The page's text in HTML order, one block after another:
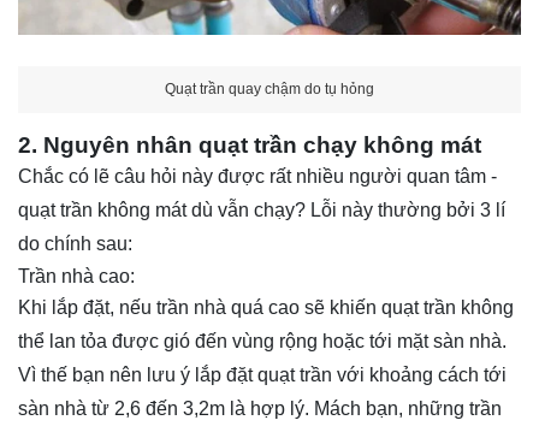
Quạt trần quay chậm do tụ hỏng
2. Nguyên nhân quạt trần chạy không mát
Chắc có lẽ câu hỏi này được rất nhiều người quan tâm -
quạt trần không mát dù vẫn chạy? Lỗi này thường bởi 3 lí
do chính sau:
Trần nhà cao:
Khi lắp đặt, nếu trần nhà quá cao sẽ khiến quạt trần không
thể lan tỏa được gió đến vùng rộng hoặc tới mặt sàn nhà.
Vì thế bạn nên lưu ý lắp đặt quạt trần với khoảng cách tới
sàn nhà từ 2,6 đến 3,2m là hợp lý. Mách bạn, những trần